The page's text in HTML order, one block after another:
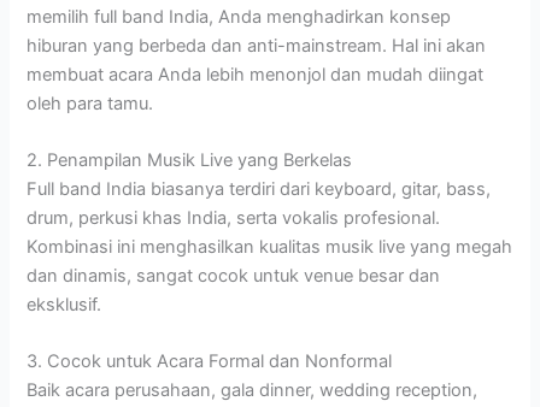
memilih full band India, Anda menghadirkan konsep
hiburan yang berbeda dan anti-mainstream. Hal ini akan
membuat acara Anda lebih menonjol dan mudah diingat
oleh para tamu.
2. Penampilan Musik Live yang Berkelas
Full band India biasanya terdiri dari keyboard, gitar, bass,
drum, perkusi khas India, serta vokalis profesional.
Kombinasi ini menghasilkan kualitas musik live yang megah
dan dinamis, sangat cocok untuk venue besar dan
eksklusif.
3. Cocok untuk Acara Formal dan Nonformal
Baik acara perusahaan, gala dinner, wedding reception,